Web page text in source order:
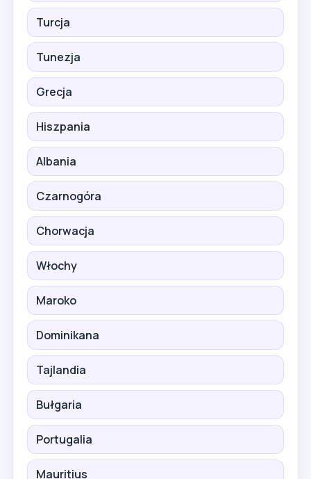
Turcja
Tunezja
Grecja
Hiszpania
Albania
Czarnogóra
Chorwacja
Włochy
Maroko
Dominikana
Tajlandia
Bułgaria
Portugalia
Mauritius